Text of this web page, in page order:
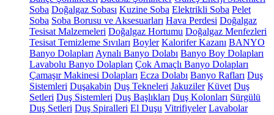
Soba Doğalgaz Sobası Kuzine Soba Elektrikli Soba Pelet
Soba Soba Borusu ve Aksesuarları Hava Perdesi Doğalgaz
Tesisat Malzemeleri Doğalgaz Hortumu Doğalgaz Menfezleri
Tesisat Temizleme Sıvıları Boyler Kalorifer Kazanı BANYO
Banyo Dolapları Aynalı Banyo Dolabı Banyo Boy Dolapları
Lavabolu Banyo Dolapları Çok Amaçlı Banyo Dolapları
Çamaşır Makinesi Dolapları Ecza Dolabı Banyo Rafları Duş
Sistemleri Duşakabin Duş Tekneleri Jakuziler Küvet Duş
Setleri Duş Sistemleri Duş Başlıkları Duş Kolonları Sürgülü
Duş Setleri Duş Spiralleri El Duşu Vitrifiyeler Lavabolar